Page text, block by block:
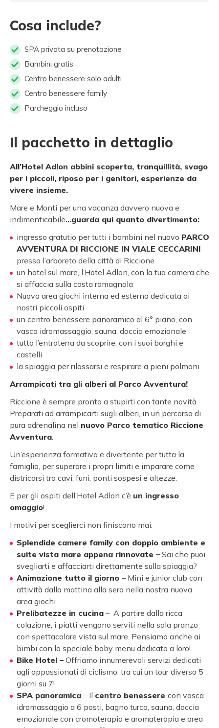
Cosa include?
SPA privata su prenotazione
Bambini gratis
Centro benessere solo adulti
Centro benessere family
Parcheggio incluso
Il pacchetto in dettaglio
All’Hotel Adlon abbini scoperta, tranquillità, svago
per i piccoli, riposo per i genitori, esperienze da
vivere insieme.
Mare e Monti per una vacanza davvero nuova e
indimenticabile…guarda qui quanto divertimento:
ingresso gratutio per tutti i bambini nel nuovo PARCO
AVVENTURA DI RICCIONE IN VIALE CECCARINI
presso l’arboreto della città di Riccione
un hotel sul mare, l’Hotel Adlon, con la tua camera che
si affaccia sulla costa romagnola
Nuova area giochi interna ed esterna dedicata ai
nostri piccoli ospiti
un centro benessere panoramico al 6° piano, con
vasca idromassaggio, sauna, doccia emozionale
tutto l’entroterra da scoprire, con i suoi borghi e
castelli
la spiaggia per rilassarsi e respirare a pieni polmoni
Arrampicati tra gli alberi al Parco Avventura!
Riccione è sempre pronta a stupirti con tante novità.
Preparati ad arrampicarti sugli alberi, in un percorso di
pura adrenalina nel nuovo Parco tematico Riccione
Avventura.
Un’esperienza formativa e divertente per tutta la
famiglia, per superare i propri limiti e imparare come
districarsi tra cavi, funi, ponti sospesi e altezze.
E per gli ospiti dell’Hotel Adlon c’è un ingresso
omaggio!
I motivi per sceglierci non finiscono mai:
Splendide camere family con doppio ambiente e
suite vista mare appena rinnovate – Sai che puoi
svegliarti e affacciarti direttamente sulla spiaggia?
Animazione tutto il giorno – Mini e junior club con
attività dalla mattina alla sera nella nostra nuova
area giochi
Prelibatezze in cucina – A partire dalla ricca
colazione, i piatti vengono serviti nella sala pranzo
con spettacolare vista sul mare. Pensiamo anche ai
bimbi con lo speciale baby menu dedicato a loro!
Bike Hotel – Offriamo innumerevoli servizi dedicati
agli appassionati di ciclismo, tra cui un tour diverso 5
giorni su 7!
SPA panoramica – Il centro benessere con vasca
idromassaggio a 6 posti, bagno turco, sauna, doccia
emozionale con cromoterapia e aromaterapia e area